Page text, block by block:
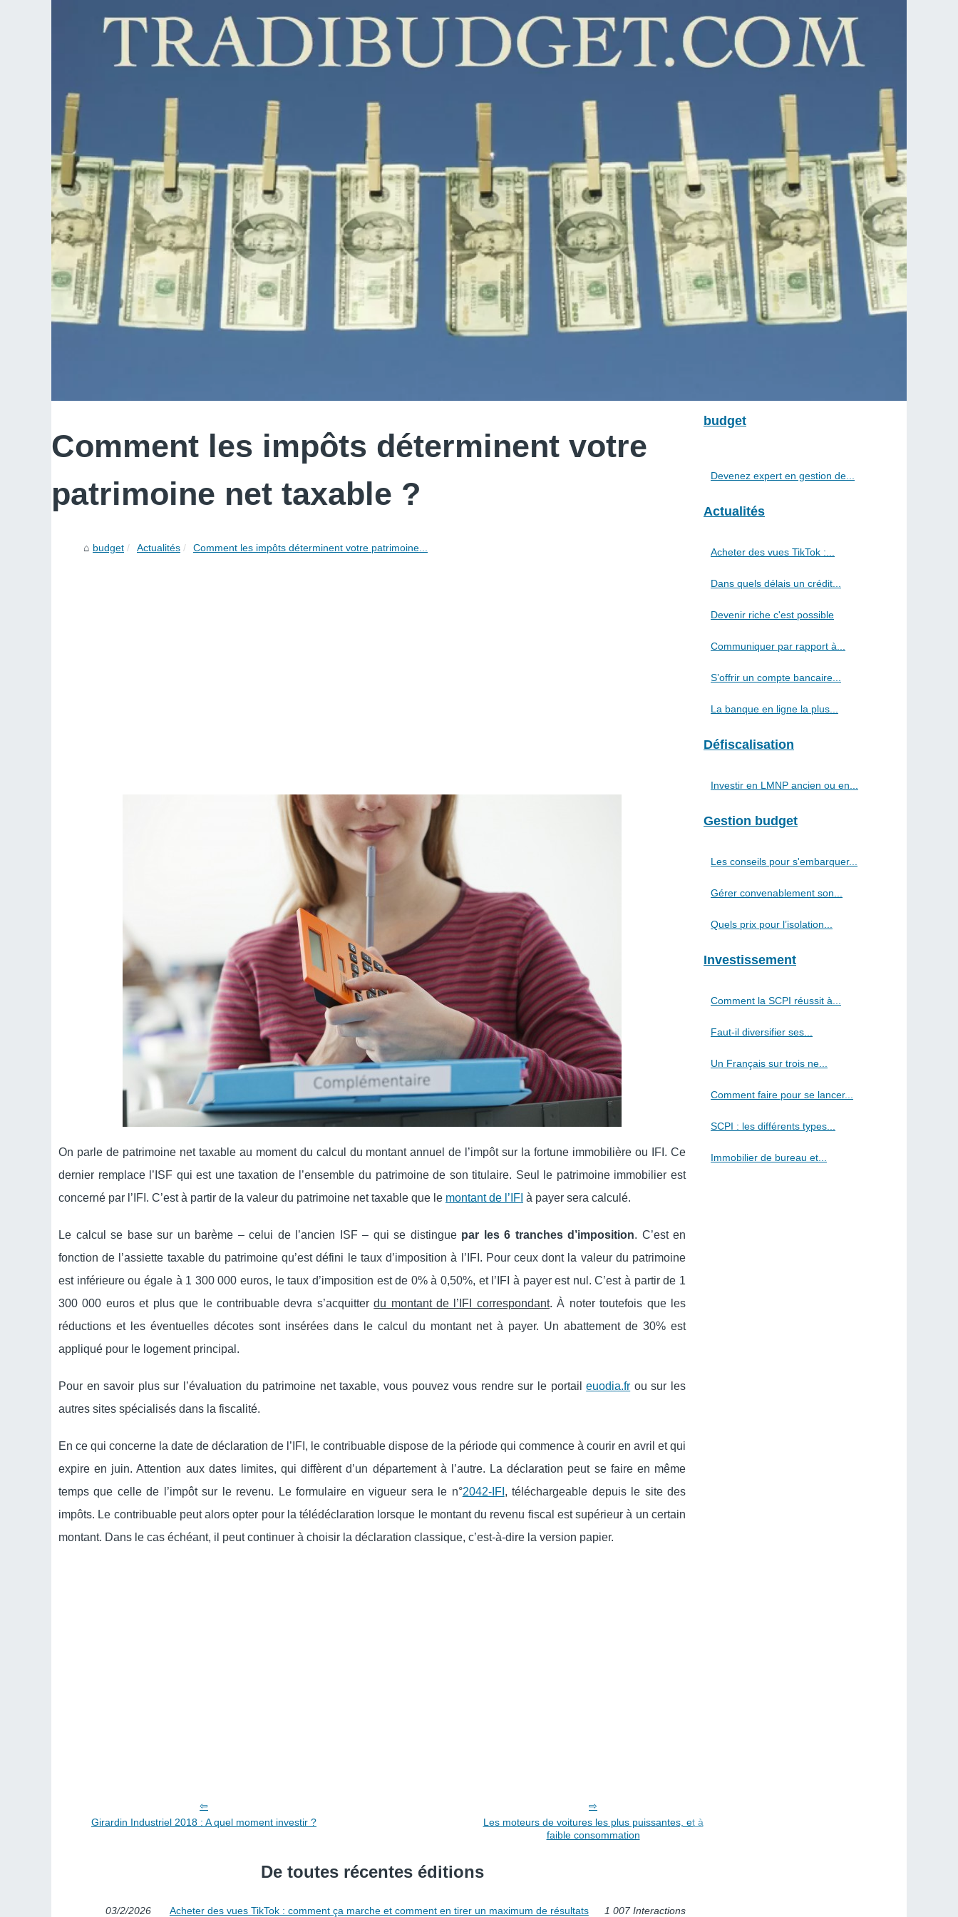
Comment les impôts déterminent votre
patrimoine net taxable ?
budget Actualités Comment les impôts déterminent votre patrimoine...
On parle de patrimoine net taxable au moment du calcul du montant annuel de l’impôt sur la fortune immobilière ou IFI. Ce
dernier remplace l’ISF qui est une taxation de l’ensemble du patrimoine de son titulaire. Seul le patrimoine immobilier est
concerné par l’IFI. C’est à partir de la valeur du patrimoine net taxable que le montant de l’IFI à payer sera calculé.
Le calcul se base sur un barème – celui de l’ancien ISF – qui se distingue par les 6 tranches d’imposition. C’est en
fonction de l’assiette taxable du patrimoine qu’est défini le taux d’imposition à l’IFI. Pour ceux dont la valeur du patrimoine
est inférieure ou égale à 1 300 000 euros, le taux d’imposition est de 0% à 0,50%, et l’IFI à payer est nul. C’est à partir de 1
300 000 euros et plus que le contribuable devra s’acquitterdu montant de l’IFI correspondant. À noter toutefois que les
réductions et les éventuelles décotes sont insérées dans le calcul du montant net à payer. Un abattement de 30% est
appliqué pour le logement principal.
Pour en savoir plus sur l’évaluation du patrimoine net taxable, vous pouvez vous rendre sur le portaileuodia.fr ou sur les
autres sites spécialisés dans la fiscalité.
En ce qui concerne la date de déclaration de l’IFI, le contribuable dispose de la période qui commence à courir en avril et qui
expire en juin. Attention aux dates limites, qui diffèrent d’un département à l’autre. La déclaration peut se faire en même
temps que celle de l’impôt sur le revenu. Le formulaire en vigueur sera le n°2042-IFI , téléchargeable depuis le site des
impôts. Le contribuable peut alors opter pour la télédéclaration lorsque le montant du revenu fiscal est supérieur à un certain
montant. Dans le cas échéant, il peut continuer à choisir la déclaration classique, c’est-à-dire la version papier.
Girardin Industriel 2018 : A quel moment investir ?
Les moteurs de voitures les plus puissantes, et à
faible consommation
De toutes récentes éditions
03/2/2026 Acheter des vues TikTok : comment ça marche et comment en tirer un maximum de résultats 1 007 Interactions
budget
Devenez expert en gestion de...
Actualités
Acheter des vues TikTok :...
Dans quels délais un crédit...
Devenir riche c'est possible
Communiquer par rapport à...
S’offrir un compte bancaire...
La banque en ligne la plus...
Défiscalisation
Investir en LMNP ancien ou en...
Gestion budget
Les conseils pour s'embarquer...
Gérer convenablement son...
Quels prix pour l’isolation...
Investissement
Comment la SCPI réussit à...
Faut-il diversifier ses...
Un Français sur trois ne...
Comment faire pour se lancer...
SCPI : les différents types...
Immobilier de bureau et...